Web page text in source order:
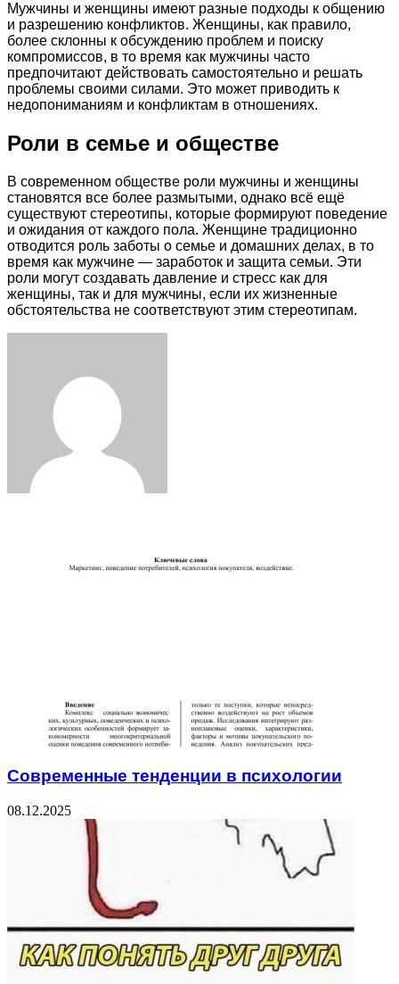
Мужчины и женщины имеют разные подходы к общению
и разрешению конфликтов. Женщины, как правило,
более склонны к обсуждению проблем и поиску
компромиссов, в то время как мужчины часто
предпочитают действовать самостоятельно и решать
проблемы своими силами. Это может приводить к
недопониманиям и конфликтам в отношениях.
Роли в семье и обществе
В современном обществе роли мужчины и женщины
становятся все более размытыми, однако всё ещё
существуют стереотипы, которые формируют поведение
и ожидания от каждого пола. Женщине традиционно
отводится роль заботы о семье и домашних делах, в то
время как мужчине — заработок и защита семьи. Эти
роли могут создавать давление и стресс как для
женщины, так и для мужчины, если их жизненные
обстоятельства не соответствуют этим стереотипам.
Современные тенденции в психологии
08.12.2025